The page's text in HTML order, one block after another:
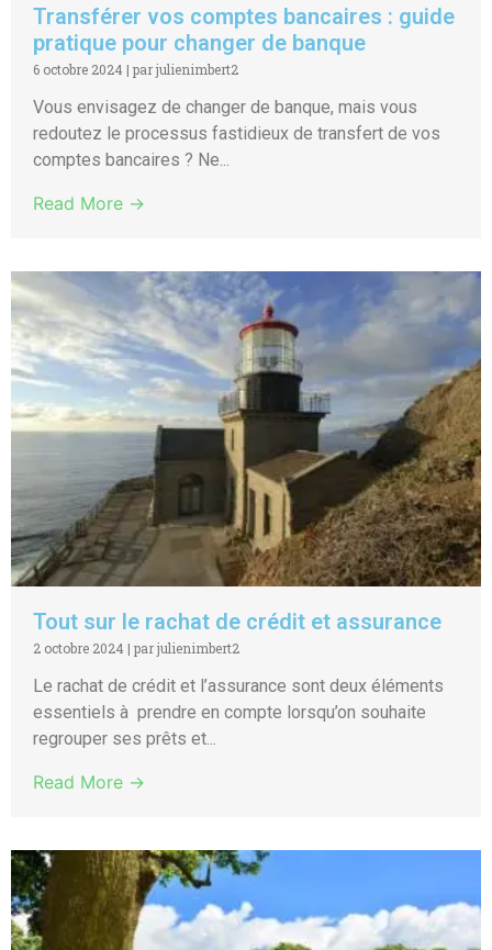
Transférer vos comptes bancaires : guide
pratique pour changer de banque
6 octobre 2024 | par julienimbert2
Vous envisagez de changer de banque, mais vous
redoutez le processus fastidieux de transfert de vos
comptes bancaires ? Ne...
Read More →
Tout sur le rachat de crédit et assurance
2 octobre 2024 | par julienimbert2
Le rachat de crédit et l’assurance sont deux éléments
essentiels à prendre en compte lorsqu’on souhaite
regrouper ses prêts et...
Read More →